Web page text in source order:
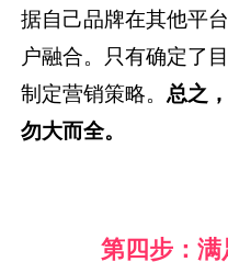
据自己品牌在其他平
户融合。只有确定了
制定营销策略。总之
勿大而全。
第四步：